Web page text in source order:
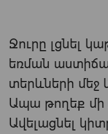
Ջուրը լցնել
եռման
տերևների մեջ
Ապա թողեք մի
Ավելացնել